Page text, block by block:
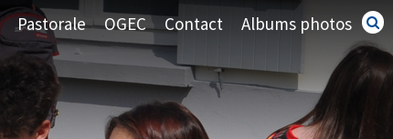
Pastorale OGEC Contact Albums photos